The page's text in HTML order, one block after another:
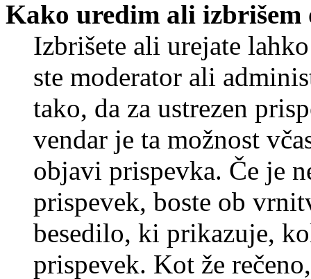
Kako uredim ali izbrišem
Izbrišete ali urejate
ste moderator ali
tako, da za ustrezen
vendar je ta možnost
objavi prispevka. Če je
prispevek, boste ob
besedilo, ki prikazuje,
prispevek. Kot že